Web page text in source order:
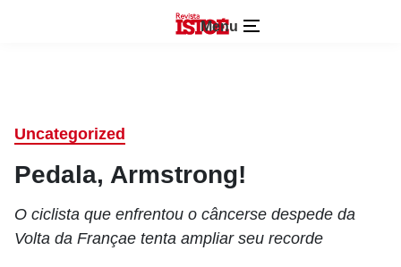
Menu
Uncategorized
Pedala, Armstrong!
O ciclista que enfrentou o câncerse despede da
Volta da Françae tenta ampliar seu recorde